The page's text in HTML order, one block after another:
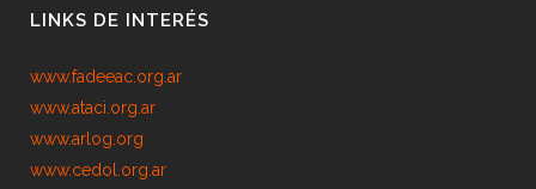
LINKS DE INTERÉS
www.fadeeac.org.ar
www.ataci.org.ar
www.arlog.org
www.cedol.org.ar